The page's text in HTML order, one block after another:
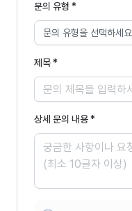
문의 유형 *
문의 유형을 선택하세요
제목 *
상세 문의 내용 *